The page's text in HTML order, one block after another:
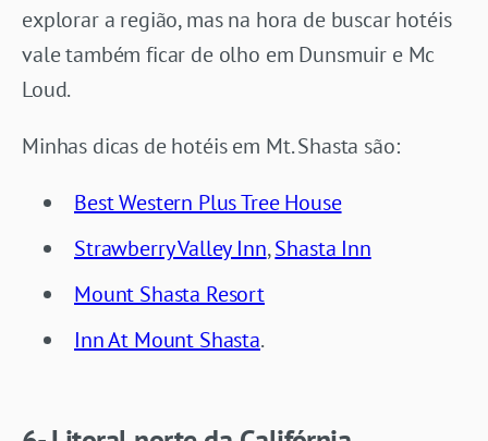
explorar a região, mas na hora de buscar hotéis
vale também ficar de olho em Dunsmuir e Mc
Loud.
Minhas dicas de hotéis em Mt. Shasta são:
Best Western Plus Tree House
Strawberry Valley Inn,Shasta Inn
Mount Shasta Resort
Inn At Mount Shasta.